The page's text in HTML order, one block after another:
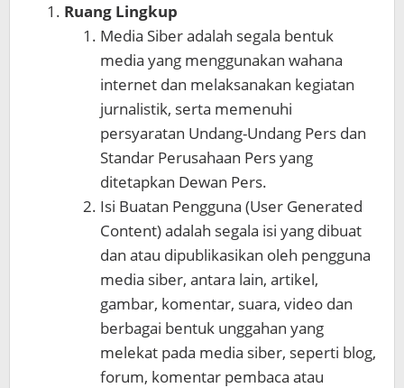
Ruang Lingkup
Media Siber adalah segala bentuk
media yang menggunakan wahana
internet dan melaksanakan kegiatan
jurnalistik, serta memenuhi
persyaratan Undang-Undang Pers dan
Standar Perusahaan Pers yang
ditetapkan Dewan Pers.
Isi Buatan Pengguna (User Generated
Content) adalah segala isi yang dibuat
dan atau dipublikasikan oleh pengguna
media siber, antara lain, artikel,
gambar, komentar, suara, video dan
berbagai bentuk unggahan yang
melekat pada media siber, seperti blog,
forum, komentar pembaca atau